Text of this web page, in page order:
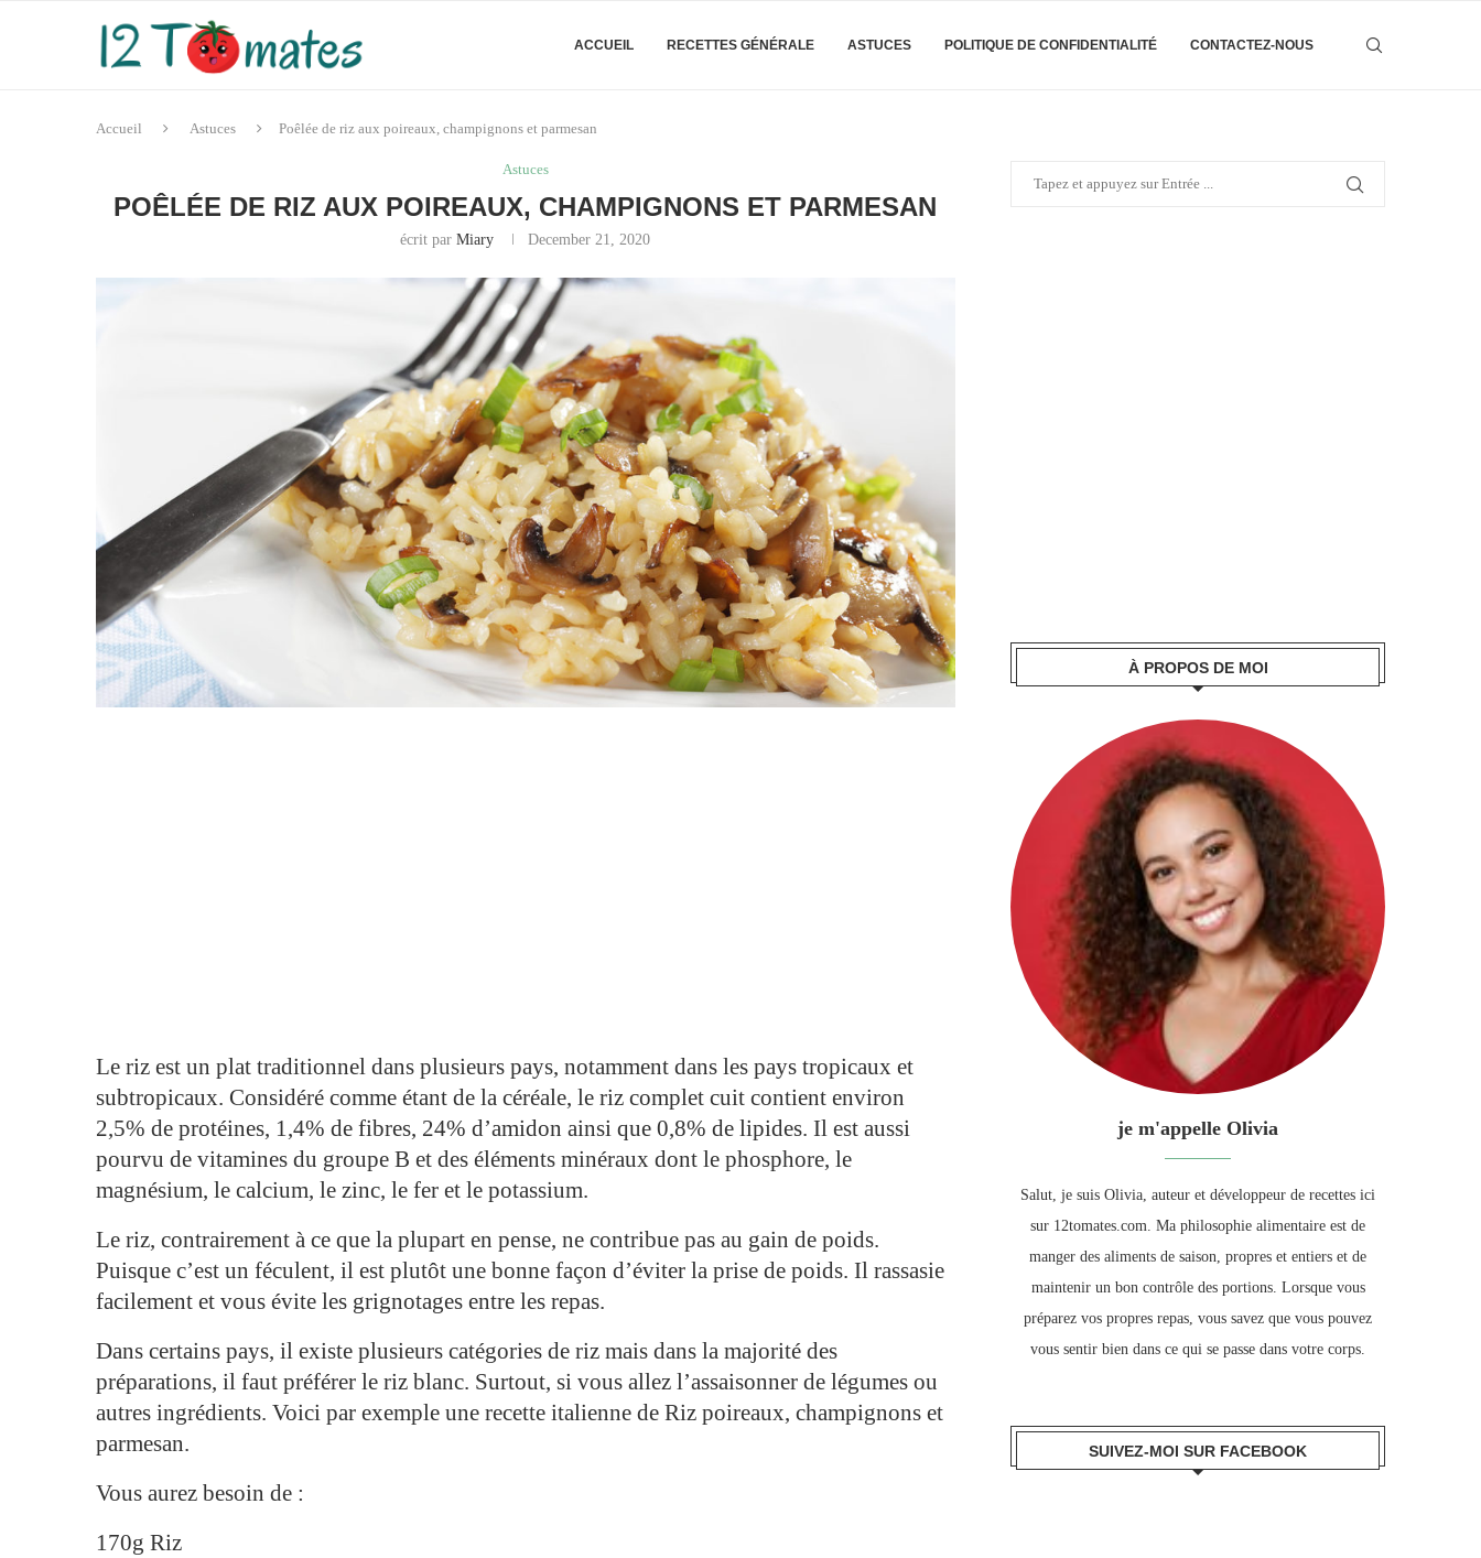
ACCUEIL RECETTES GÉNÉRALE ASTUCES POLITIQUE DE CONFIDENTIALITÉ CONTACTEZ-NOUS
Accueil Astuces Poêlée de riz aux poireaux, champignons et parmesan
Astuces
POÊLÉE DE RIZ AUX POIREAUX, CHAMPIGNONS ET PARMESAN
écrit parMiary December 21, 2020
Le riz est un plat traditionnel dans plusieurs pays, notamment dans les pays tropicaux et
subtropicaux. Considéré comme étant de la céréale, le riz complet cuit contient environ
2,5% de protéines, 1,4% de fibres, 24% d’amidon ainsi que 0,8% de lipides. Il est aussi
pourvu de vitamines du groupe B et des éléments minéraux dont le phosphore, le
magnésium, le calcium, le zinc, le fer et le potassium.
Le riz, contrairement à ce que la plupart en pense, ne contribue pas au gain de poids.
Puisque c’est un féculent, il est plutôt une bonne façon d’éviter la prise de poids. Il rassasie
facilement et vous évite les grignotages entre les repas.
Dans certains pays, il existe plusieurs catégories de riz mais dans la majorité des
préparations, il faut préférer le riz blanc. Surtout, si vous allez l’assaisonner de légumes ou
autres ingrédients. Voici par exemple une recette italienne de Riz poireaux, champignons et
parmesan.
Vous aurez besoin de :
170g Riz
À PROPOS DE MOI
je m'appelle Olivia
Salut, je suis Olivia, auteur et développeur de recettes ici
sur 12tomates.com. Ma philosophie alimentaire est de
manger des aliments de saison, propres et entiers et de
maintenir un bon contrôle des portions. Lorsque vous
préparez vos propres repas, vous savez que vous pouvez
vous sentir bien dans ce qui se passe dans votre corps.
SUIVEZ-MOI SUR FACEBOOK